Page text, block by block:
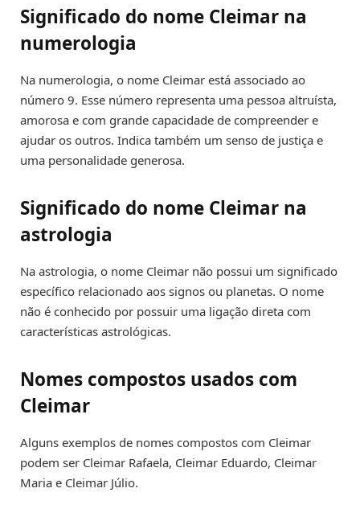
Significado do nome Cleimar na
numerologia
Na numerologia, o nome Cleimar está associado ao
número 9. Esse número representa uma pessoa altruísta,
amorosa e com grande capacidade de compreender e
ajudar os outros. Indica também um senso de justiça e
uma personalidade generosa.
Significado do nome Cleimar na
astrologia
Na astrologia, o nome Cleimar não possui um significado
específico relacionado aos signos ou planetas. O nome
não é conhecido por possuir uma ligação direta com
características astrológicas.
Nomes compostos usados com
Cleimar
Alguns exemplos de nomes compostos com Cleimar
podem ser Cleimar Rafaela, Cleimar Eduardo, Cleimar
Maria e Cleimar Júlio.